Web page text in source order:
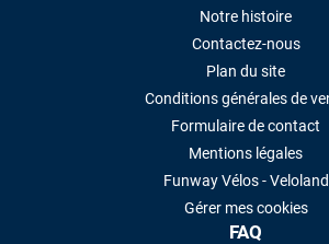
Notre histoire
Contactez-nous
Plan du site
Conditions générales de
Formulaire de contact
Mentions légales
Funway Vélos - Veloland
Gérer mes cookies
FAQ